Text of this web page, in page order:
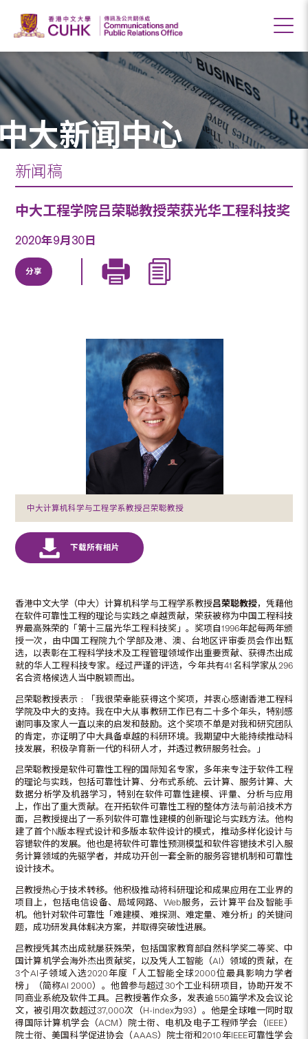
大新闻中心
新闻稿
中大工程学院吕荣聪教授荣获光华工程科技奖
2020年9月30日
分享
中大计算机科学与工程学系教授吕荣聪教授
香港中文大学（中大）计算机科学与工程学系教授吕荣聪教授，凭藉他
在软件可靠性工程的理论与实践之卓越贡献，荣获被称为中国工程科技
界最高殊荣的「第十三届光华工程科技奖」。奖项自1996年起每两年颁
授一次，由中国工程院九个学部及港、澳、台地区评审委员会作出甄
选，以表彰在工程科学技术及工程管理领域作出重要贡献、获得杰出成
就的华人工程科技专家。经过严谨的评选，今年共有41名科学家从296
名合资格候选人当中脱颖而出。
吕荣聪教授表示﹕「我很荣幸能获得这个奖项，并衷心感谢香港工程科
学院及中大的支持。我在中大从事教研工作已有二十多个年头，特别感
谢同事及家人一直以来的启发和鼓励。这个奖项不单是对我和研究团队
的肯定，亦证明了中大具备卓越的科研环境。我期望中大能持续推动科
技发展，积极孕育新一代的科研人才，并透过教研服务社会。」
吕荣聪教授是软件可靠性工程的国际知名专家，多年来专注于软件工程
的理论与实践，包括可靠性计算、分布式系统、云计算、服务计算、大
数据分析学及机器学习，特别在软件可靠性建模、评量、分析与应用
上，作出了重大贡献。在开拓软件可靠性工程的整体方法与前沿技术方
面，吕教授提出了一系列软件可靠性建模的创新理论与实践方法。他构
建了首个N版本程式设计和多版本软件设计的模式，推动多样化设计与
容错软件的发展。他也是将软件可靠性预测模型和软件容错技术引入服
务计算领域的先驱学者，并成功开创一套全新的服务容错机制和可靠性
设计技术。
吕教授热心于技术转移。他积极推动将科研理论和成果应用在工业界的
项目上，包括电信设备、局域网路、Web服务，云计算平台及智能手
机。他针对软件可靠性「难建模、难探测、难定量、难分析」的关键问
题，成功研发具体解决方案，并取得突破性进展。
吕教授凭其杰出成就屡获殊荣，包括国家教育部自然科学奖二等奖、中
国计算机学会海外杰出贡献奖，以及凭人工智能（AI）领域的贡献，在
3个AI子领域入选2020年度「人工智能全球2000位最具影响力学者
榜」（简称AI 2000）。他曾参与超过30个工业科研项目，协助开发不
同商业系统及软件工具。吕教授著作众多，发表逾550篇学术及会议论
文，被引用次数超过37,000次（H-index为93）。他是全球唯一同时取
得国际计算机学会（ACM）院士衔、电机及电子工程师学会（IEEE）
院士衔、美国科学促进协会（AAAS）院士衔和2010年IEEE可靠性学会